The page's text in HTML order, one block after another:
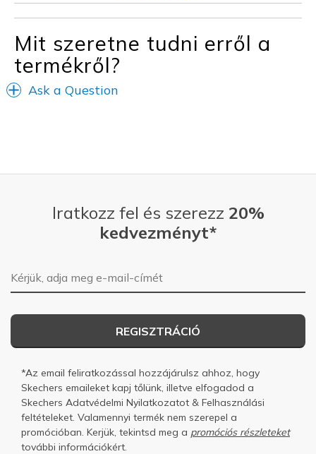
Casual Wear
Travel
Width
Feels true to width
Sizing
View On Shoes
Mit szeretne tudni erről a
termékről?
Ask a Question
Iratkozz fel és szerezz 20%
kedvezményt*
E-mail-cím
REGISZTRÁCIÓ
*Az email feliratkozással hozzájárulsz ahhoz, hogy
Skechers emaileket kapj tőlünk, illetve elfogadod a
Skechers Adatvédelmi Nyilatkozatot & Felhasználási
feltételeket. Valamennyi termék nem szerepel a
promócióban. Kerjük, tekintsd meg a promóciós részleteket
további információkért.